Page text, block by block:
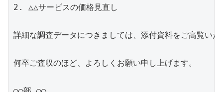
2. △△サービスの価格見直し
詳細な調査データにつきましては、添付資料をご高覧い
何卒ご査収のほど、よろしくお願い申し上げます。